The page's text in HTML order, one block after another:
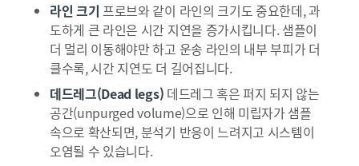
라인 크기 프로브와 같이 라인의 크기도 중요한데, 과
도하게 큰 라인은 시간 지연을 증가시킵니다. 샘플이
더 멀리 이동해야만 하고 운송 라인의 내부 부피가 더
클수록, 시간 지연도 더 길어집니다.
데드레그(Dead legs) 데드레그 혹은 퍼지 되지 않는
공간(unpurged volume)으로 인해 미립자가 샘플
속으로 확산되면, 분석기 반응이 느려지고 시스템이
오염될 수 있습니다.